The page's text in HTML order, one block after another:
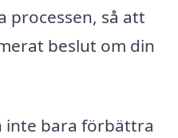
processen, så att
beslut om din
inte bara förbättra